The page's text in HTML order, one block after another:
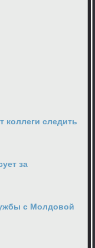
коллеги следить
за
с Молдовой